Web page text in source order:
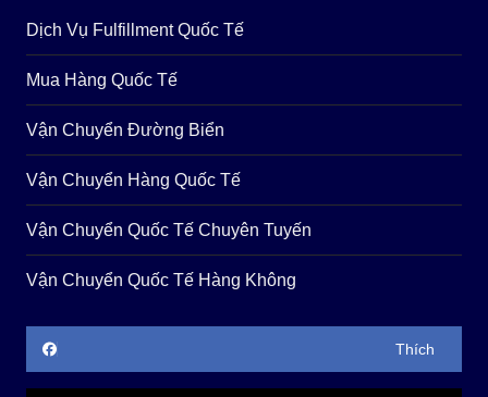
Dịch Vụ Fulfillment Quốc Tế
Mua Hàng Quốc Tế
Vận Chuyển Đường Biển
Vận Chuyển Hàng Quốc Tế
Vận Chuyển Quốc Tế Chuyên Tuyến
Vận Chuyển Quốc Tế Hàng Không
Thích